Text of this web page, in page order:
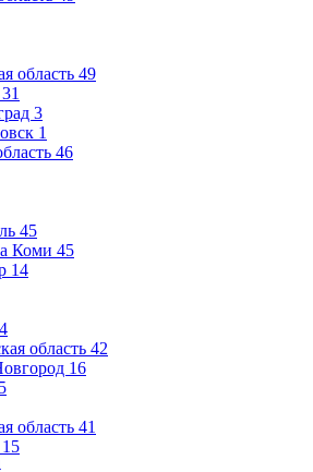
область 49
31
3
1
46
45
Коми 45
14
область 42
16
5
область 41
15